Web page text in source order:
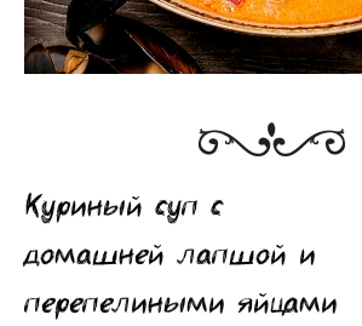
Куриный суп с
домашней лапшой и
перепелиными яйцами